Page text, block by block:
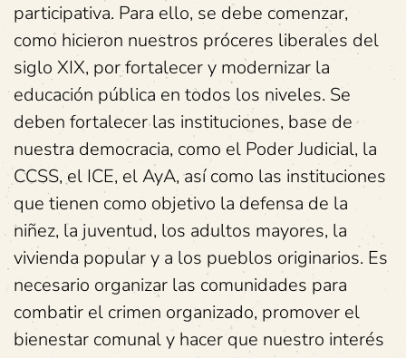
participativa. Para ello, se debe comenzar,
como hicieron nuestros próceres liberales del
siglo XIX, por fortalecer y modernizar la
educación pública en todos los niveles. Se
deben fortalecer las instituciones, base de
nuestra democracia, como el Poder Judicial, la
CCSS, el ICE, el AyA, así como las instituciones
que tienen como objetivo la defensa de la
niñez, la juventud, los adultos mayores, la
vivienda popular y a los pueblos originarios. Es
necesario organizar las comunidades para
combatir el crimen organizado, promover el
bienestar comunal y hacer que nuestro interés